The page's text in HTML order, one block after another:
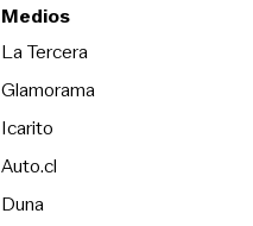
Medios
La TerceraOpens in new
Glamorama
Icarito
Auto.cl
DunaOpens in new window